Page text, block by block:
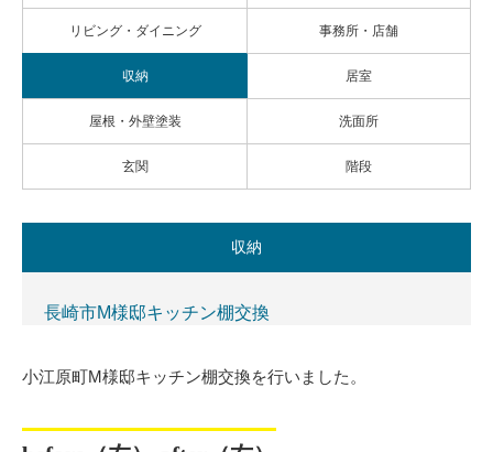
リビング・ダイニング 事務所・店舗
収納 居室
屋根・外壁塗装 洗面所
玄関 階段
収納
長崎市M様邸キッチン棚交換
小江原町M様邸キッチン棚交換を行いました。